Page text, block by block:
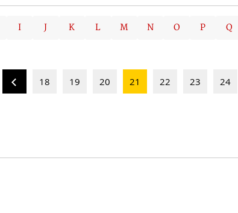
I J K L M N O P Q
18 19 20 21 22 23 24